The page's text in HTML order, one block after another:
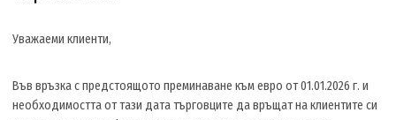
Уважаеми клиенти,
Във връзка с предстоящото преминаване към евро от 01.01.2026 г. и
необходимостта от тази дата търговците да връщат на клиентите си